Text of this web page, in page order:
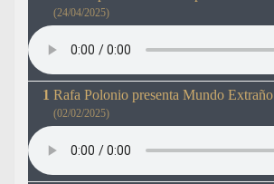
(24/04/2025)
Rafa Polonio presenta Mundo Extraño
(02/02/2025)